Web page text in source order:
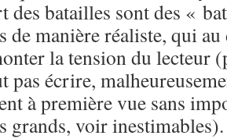
des batailles sont des «
de manière réaliste, qui
la tension du lecteur
pas écrire,
à première vue sans
grands, voir inestimables).